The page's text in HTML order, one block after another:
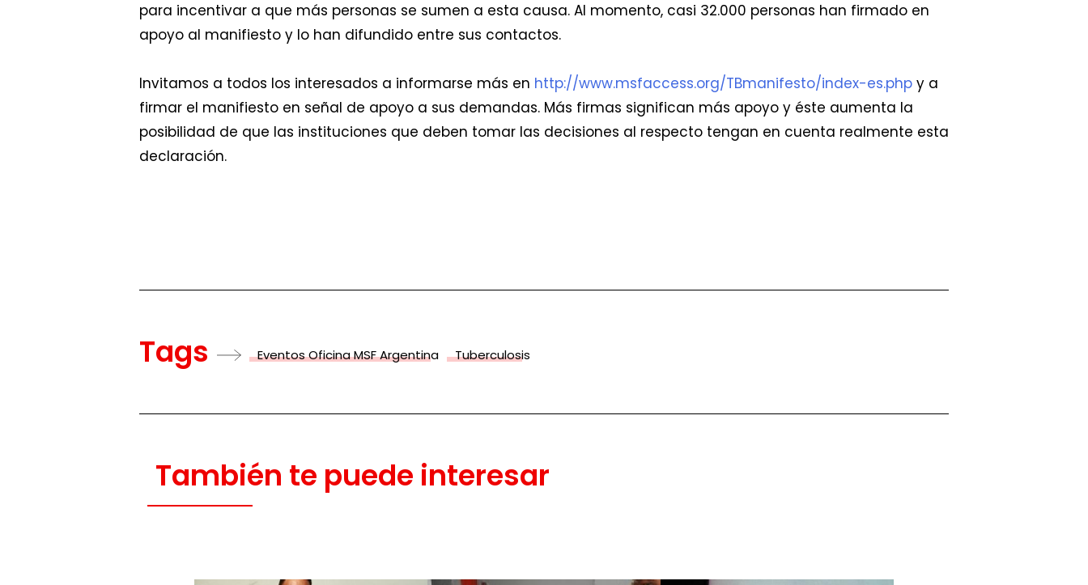
para incentivar a que más personas se sumen a esta causa. Al momento, casi 32.000 personas han firmado en
apoyo al manifiesto y lo han difundido entre sus contactos.
Invitamos a todos los interesados a informarse más en http://www.msfaccess.org/TBmanifesto/index-es.php y a
firmar el manifiesto en señal de apoyo a sus demandas. Más firmas significan más apoyo y éste aumenta la
posibilidad de que las instituciones que deben tomar las decisiones al respecto tengan en cuenta realmente esta
declaración.
Tags Eventos Oficina MSF Argentina Tuberculosis
También te puede interesar